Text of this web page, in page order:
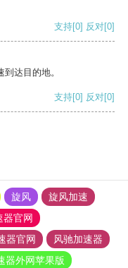
支持[0] 反对[0]
达目的地。
支持[0] 反对[0]
旋风
旋风加速
器官网
器官网
风驰加速器
器外网苹果版